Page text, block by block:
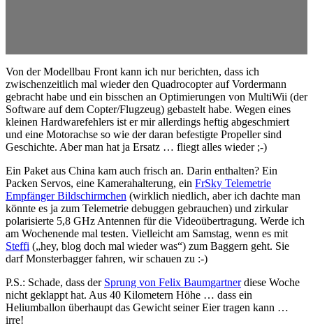
Von der Modellbau Front kann ich nur berichten, dass ich
zwischenzeitlich mal wieder den Quadrocopter auf Vordermann
gebracht habe und ein bisschen an Optimierungen von MultiWii (der
Software auf dem Copter/Flugzeug) gebastelt habe. Wegen eines
kleinen Hardwarefehlers ist er mir allerdings heftig abgeschmiert
und eine Motorachse so wie der daran befestigte Propeller sind
Geschichte. Aber man hat ja Ersatz … fliegt alles wieder ;-)
Ein Paket aus China kam auch frisch an. Darin enthalten? Ein
Packen Servos, eine Kamerahalterung, ein FrSky Telemetrie
Empfänger Bildschirmchen (wirklich niedlich, aber ich dachte man
könnte es ja zum Telemetrie debuggen gebrauchen) und zirkular
polarisierte 5,8 GHz Antennen für die Videoübertragung. Werde ich
am Wochenende mal testen. Vielleicht am Samstag, wenn es mit
Steffi („hey, blog doch mal wieder was“) zum Baggern geht. Sie
darf Monsterbagger fahren, wir schauen zu :-)
P.S.: Schade, dass der Sprung von Felix Baumgartnerdiese Woche
nicht geklappt hat. Aus 40 Kilometern Höhe … dass ein
Heliumballon überhaupt das Gewicht seiner Eier tragen kann …
irre!